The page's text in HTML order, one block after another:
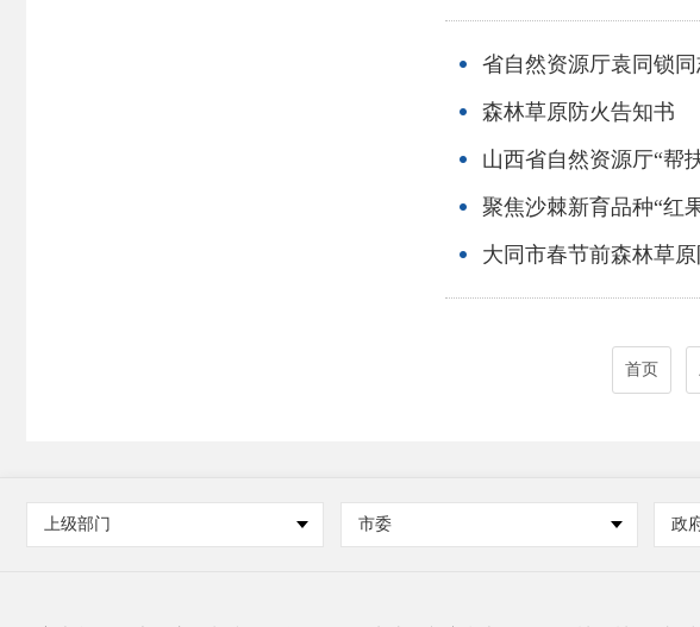
省自然资源厅袁同锁
森林草原防火告知书
山西省自然资源厅“帮
聚焦沙棘新育品种“红
大同市春节前森林草
首页
上级部门 市委 政